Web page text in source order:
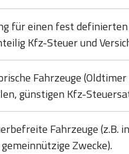
für einen fest
Kfz-Steuer und
Fahrzeuge
günstigen Kfz-
Fahrzeuge (z.B.
Zwecke).